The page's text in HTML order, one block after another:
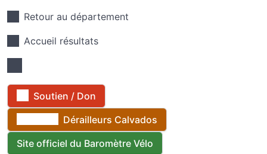
Retour au département
Accueil résultats
Soutien / Don
Dérailleurs Calvados
Site officiel du Baromètre Vélo